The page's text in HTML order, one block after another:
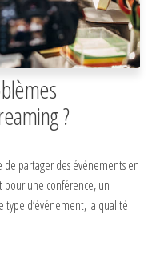
?
partager des événements en
pour une conférence, un
d’événement, la qualité